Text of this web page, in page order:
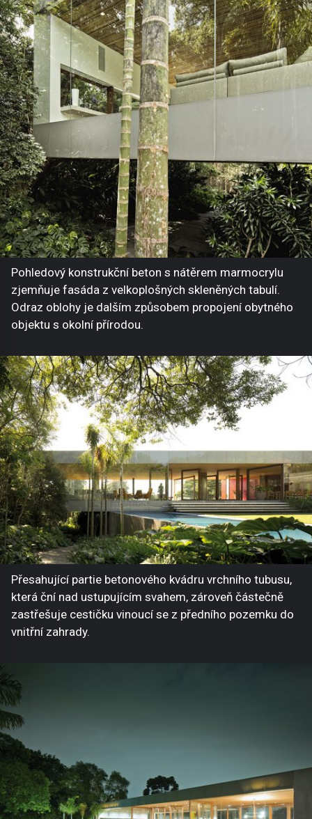
Pohledový konstrukční beton s nátěrem marmocrylu
zjemňuje fasáda z velkoplošných skleněných tabulí.
Odraz oblohy je dalším způsobem propojení obytného
objektu s okolní přírodou.
Přesahující partie betonového kvádru vrchního tubusu,
která ční nad ustupujícím svahem, zároveň částečně
zastřešuje cestičku vinoucí se z předního pozemku do
vnitřní zahrady.